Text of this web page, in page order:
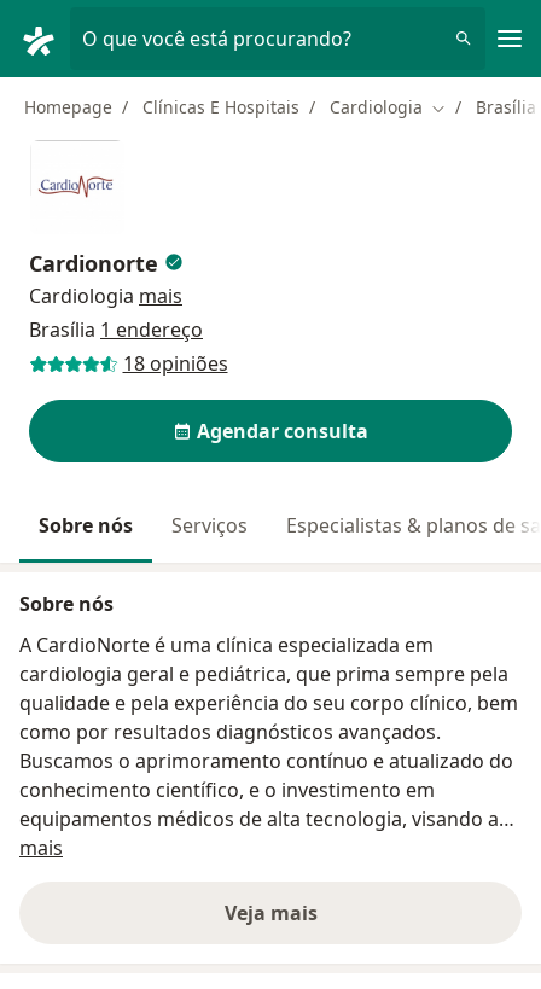
O que você está procurando?
Homepage Clínicas E Hospitais Cardiologia Mudar de
Brasília
Cardionorte
Cardiologia mais
Brasília 1 endereço
18 opiniões
Agendar consulta
Sobre nós Serviços Especialistas & planos de
Sobre nós
A CardioNorte é uma clínica especializada em
cardiologia geral e pediátrica, que prima sempre pela
qualidade e pela experiência do seu corpo clínico, bem
como por resultados diagnósticos avançados.
Buscamos o aprimoramento contínuo e atualizado do
conhecimento científico, e o investimento em
equipamentos médicos de alta tecnologia, visando a
excelência no atendimento ao público. Faça seu check-
mais
Veja mais